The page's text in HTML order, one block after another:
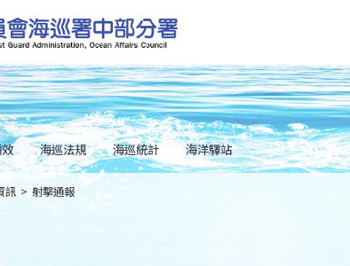
海巡法規 海巡統計 海洋驛站
訊 > 射擊通報